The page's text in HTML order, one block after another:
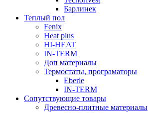
Барлинек
Теплый пол
Fenix
Heat plus
HI-HEAT
IN-TERM
Доп материалы
Термостаты, програматоры
Eberle
IN-TERM
Сопутствующие товары
Древесно-плитные материалы